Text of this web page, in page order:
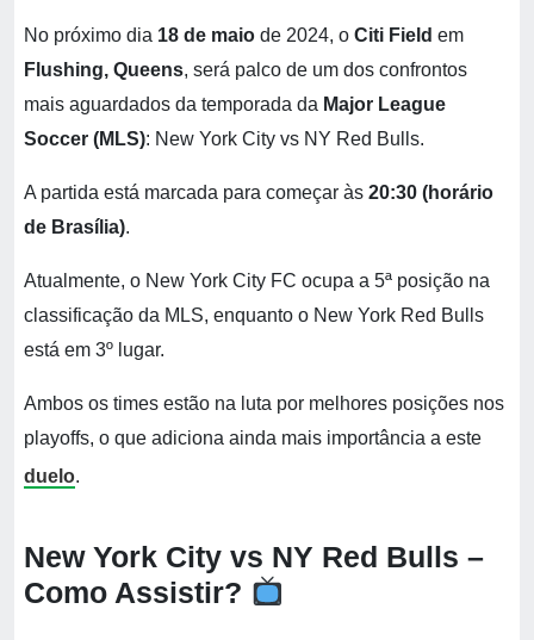
No próximo dia 18 de maio de 2024, o Citi Field em
Flushing, Queens, será palco de um dos confrontos
mais aguardados da temporada da Major League
Soccer (MLS): New York City vs NY Red Bulls.
A partida está marcada para começar às 20:30 (horário
de Brasília).
Atualmente, o New York City FC ocupa a 5ª posição na
classificação da MLS, enquanto o New York Red Bulls
está em 3º lugar.
Ambos os times estão na luta por melhores posições nos
playoffs, o que adiciona ainda mais importância a este
duelo.
New York City vs NY Red Bulls –
Como Assistir?